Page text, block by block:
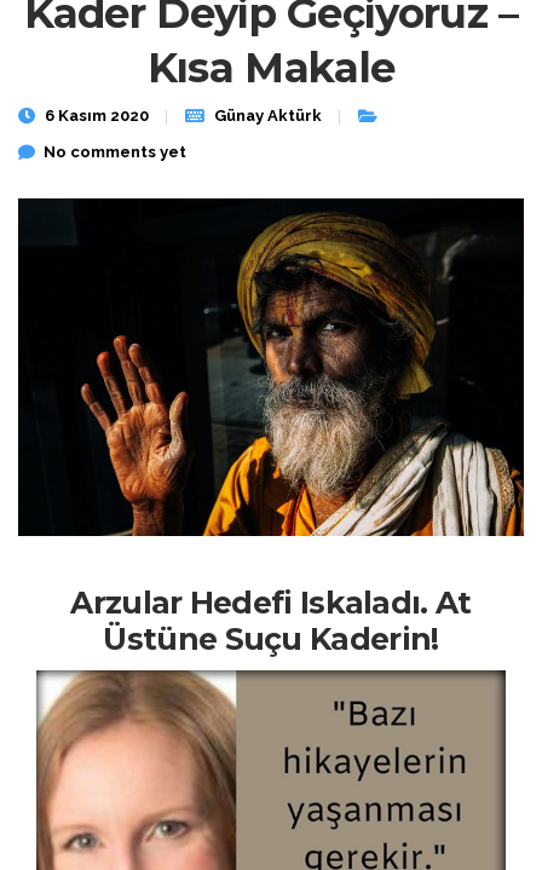
Kader Deyip Geçiyoruz –
Kısa Makale
6 Kasım 2020
Günay Aktürk
No comments yet
Arzular Hedefi Iskaladı. At
Üstüne Suçu Kaderin!